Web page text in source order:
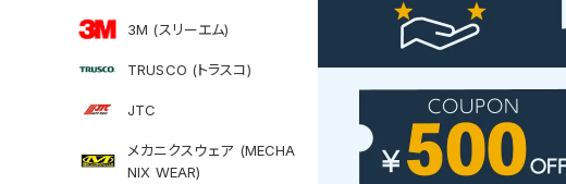
3M (スリーエム)
TRUSCO (トラスコ)
JTC
メカニクスウェア (MECHA
NIX WEAR)